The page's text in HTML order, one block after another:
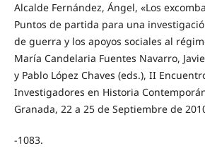
Alcalde Fernández, Ángel, «Los
Puntos de partida para una
de guerra y los apoyos sociales al
María Candelaria Fuentes Navarro,
y Pablo López Chaves (eds.), II
Investigadores en Historia
Granada, 22 a 25 de Septiembre de
-1083.